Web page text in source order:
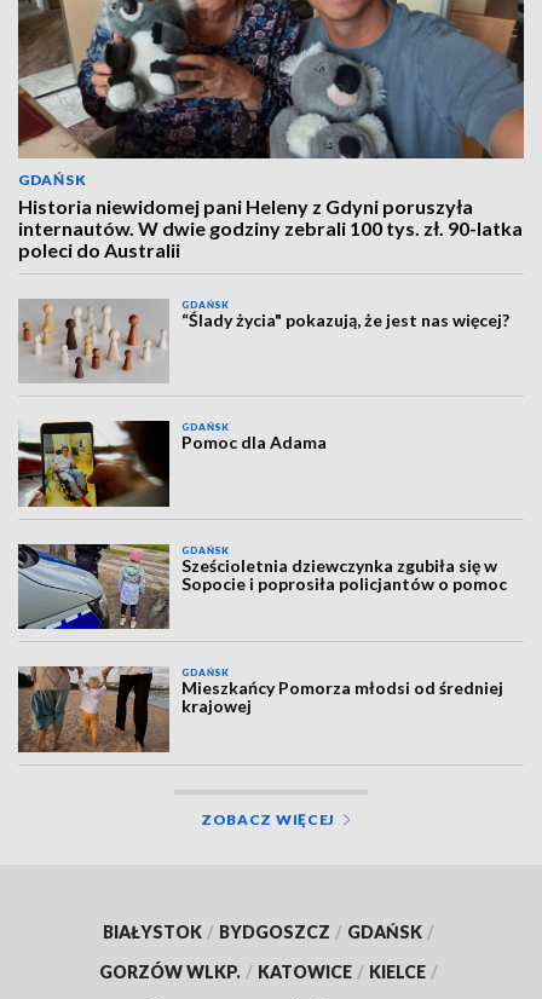
GDAŃSK
Historia niewidomej pani Heleny z Gdyni poruszyła
internautów. W dwie godziny zebrali 100 tys. zł. 90-latka
poleci do Australii
GDAŃSK
“Ślady życia" pokazują, że jest nas więcej?
GDAŃSK
Pomoc dla Adama
GDAŃSK
Sześcioletnia dziewczynka zgubiła się w
Sopocie i poprosiła policjantów o pomoc
GDAŃSK
Mieszkańcy Pomorza młodsi od średniej
krajowej
ZOBACZ WIĘCEJ
BIAŁYSTOK / BYDGOSZCZ / GDAŃSK /
GORZÓW WLKP. / KATOWICE / KIELCE /